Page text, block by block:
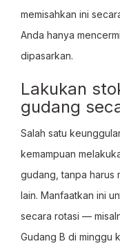
memisahkan ini
Anda hanya
dipasarkan.
Lakukan
gudang
Salah satu
kemampuan
gudang, tanpa harus
lain. Manfaatkan ini
secara rotasi —
Gudang B di minggu